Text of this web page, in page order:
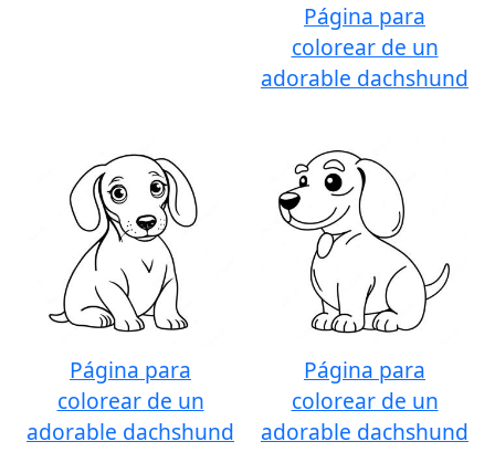
Página para
colorear de un
adorable dachshund
Página para
colorear de un
adorable dachshund
Página para
colorear de un
adorable dachshund